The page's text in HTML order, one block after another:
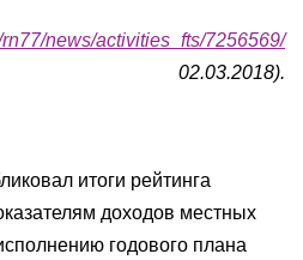
news/activities_fts/7256569/
02.03.2018).
итоги рейтинга
доходов местных
годового плана